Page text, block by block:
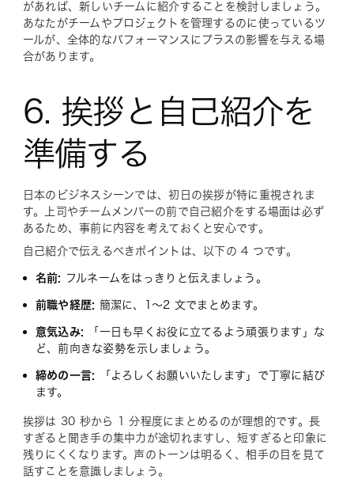
があれば、新しいチームに紹介することを検討しましょう。
あなたがチームやプロジェクトを管理するのに使っているツ
ールが、全体的なパフォーマンスにプラスの影響を与える場
合があります。
6. 挨拶と自己紹介を
準備する
日本のビジネスシーンでは、初日の挨拶が特に重視されま
す。上司やチームメンバーの前で自己紹介をする場面は必ず
あるため、事前に内容を考えておくと安心です。
自己紹介で伝えるべきポイントは、以下の 4 つです。
名前: フルネームをはっきりと伝えましょう。
前職や経歴: 簡潔に、1～2 文でまとめます。
意気込み: 「一日も早くお役に立てるよう頑張ります」な
ど、前向きな姿勢を示しましょう。
締めの一言: 「よろしくお願いいたします」で丁寧に結び
ます。
挨拶は 30 秒から 1 分程度にまとめるのが理想的です。長
すぎると聞き手の集中力が途切れますし、短すぎると印象に
残りにくくなります。声のトーンは明るく、相手の目を見て
話すことを意識しましょう。